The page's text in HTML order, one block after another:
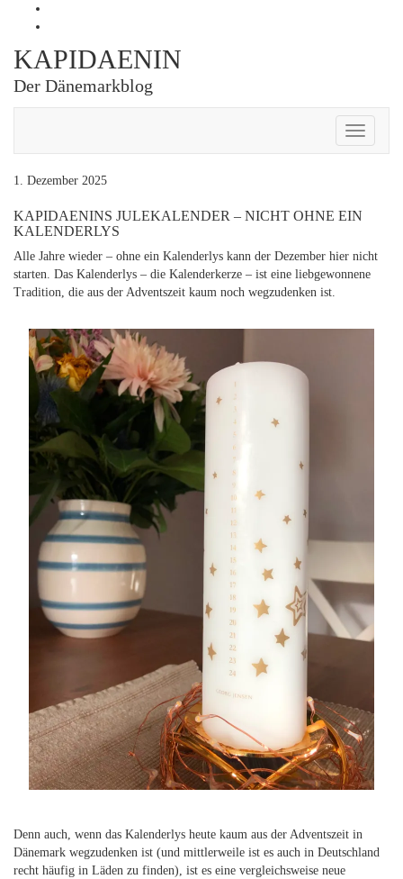
auf
Facebook
kapidaenin
auf
KAPIDAENIN
Der Dänemarkblog
Toggle
1. Dezember 2025
KAPIDAENINS JULEKALENDER – NICHT OHNE EIN
KALENDERLYS
Alle Jahre wieder – ohne ein Kalenderlys kann der Dezember hier nicht
starten. Das Kalenderlys – die Kalenderkerze – ist eine liebgewonnene
Tradition, die aus der Adventszeit kaum noch wegzudenken ist.
Denn auch, wenn das Kalenderlys heute kaum aus der Adventszeit in
Dänemark wegzudenken ist (und mittlerweile ist es auch in Deutschland
recht häufig in Läden zu finden), ist es eine vergleichsweise neue